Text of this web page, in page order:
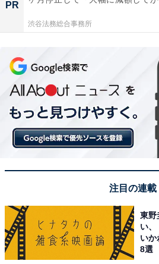
PR
渋谷法務総合事務所
注目の連載
東野
い、
いか
8選